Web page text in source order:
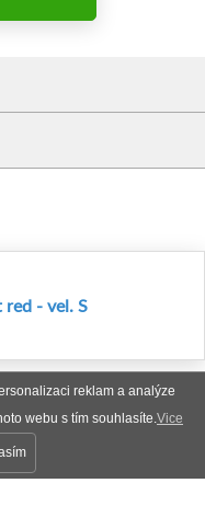
reklam a analýze
webu s tím souhlasíte.Vice
red - vel. S